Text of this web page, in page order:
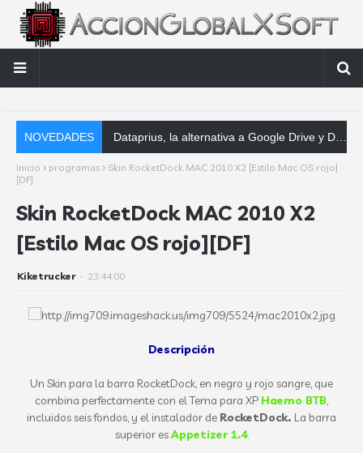
NOVEDADES Dataprius, la alternativa a Google Drive y Dropbox que las empresas deberían conocer
Inicio programas
Skin RocketDock MAC 2010 X2 [Estilo Mac OS rojo]
[DF]
Skin RocketDock MAC 2010 X2
[Estilo Mac OS rojo][DF]
Kiketrucker - 23:44:00
Descripción
Un Skin para la barra RocketDock, en negro y rojo sangre, que
combina perfectamente con el Tema para XP Haemo BTB,
incluidos seis fondos, y el instalador de RocketDock. La barra
superior esAppetizer 1.4.